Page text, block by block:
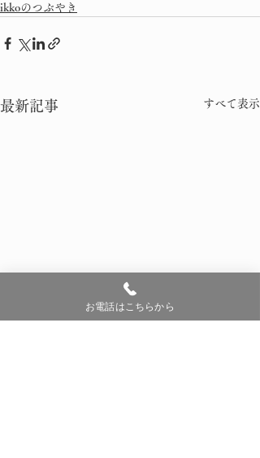
ikkoのつぶやき
最新記事 すべて表示
お電話はこちらから